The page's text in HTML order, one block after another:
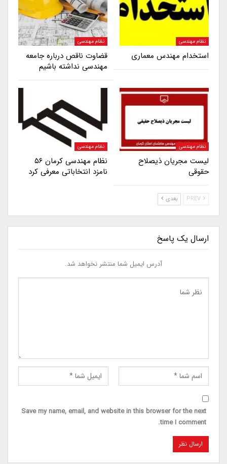
نظام مهندسی
استخدام مهندس معماری
نظام مهندسی
قضاوت ناقص درباره جامعه
مهندسی نداشته باشیم
نظام مهندسی
لیست مجریان ذیصلاح
حقوقی
نظام مهندسی
نظام مهندسی کرمان ۵۶
نامزد انتخاباتی معرفی کرد
بعدی
ارسال یک پاسخ
آدرس ایمیل شما منتشر نخواهد شد.
Save my name, email, and website in this browser for the next
time I comment.